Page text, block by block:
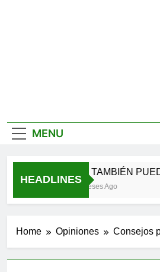
MENU
HEADLINES
TÚ TAMBIÉN
2 Meses Ago
Home Opiniones Consejos